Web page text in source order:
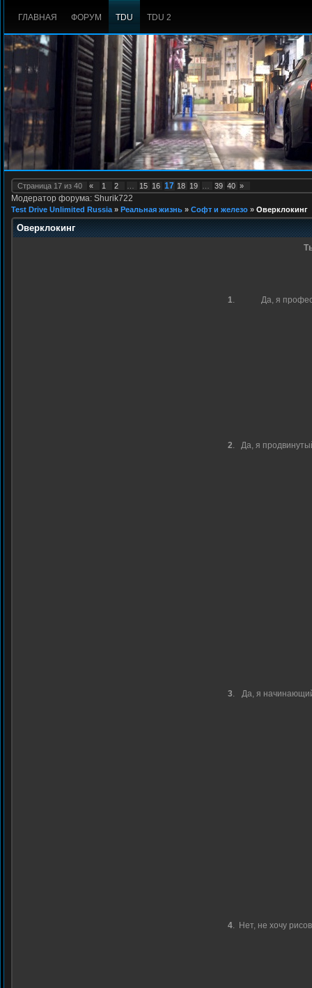
ГЛАВНАЯ ФОРУМ TDU TDU 2
Страница 17 из 40 « 1 2 15 16 17 18 19 39 40 »
Модератор форума: Shurik722
Test Drive Unlimited Russia » Реальная жизнь » Софт и железо » Оверклокинг
Оверклокинг
1. Да, я
2. Да, я
3. Да, я
4. Нет, не хочу